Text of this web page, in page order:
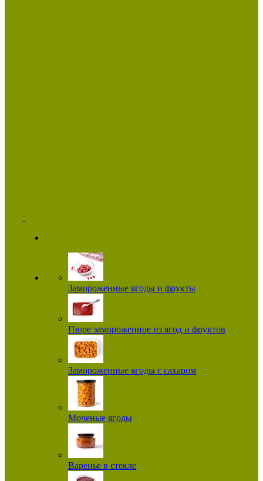
Замороженные ягоды и фрукты
Пюре замороженное из ягод и фруктов
Замороженные ягоды с сахаром
Моченые ягоды
Варенье в стекле